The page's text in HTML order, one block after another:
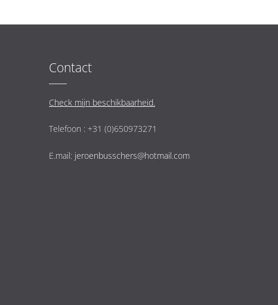
Contact
Check mijn beschikbaarheid.
Telefoon : +31 (0)650973271
E.mail: jeroenbusschers@hotmail.com